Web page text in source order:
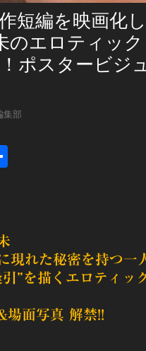
短編を映画化
のエロティッ
ポスタービジ
集部
現れた秘密を持つ一
”を描くエロティ
場面写真 解禁!!